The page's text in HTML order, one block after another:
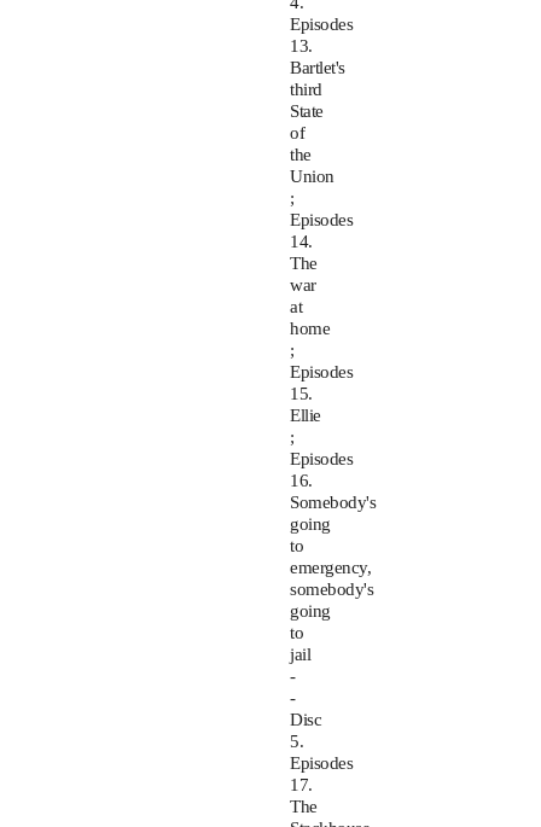
Episodes
13.
Bartlet's
third
State
of
the
Union
;
Episodes
14.
The
war
at
home
;
Episodes
15.
Ellie
;
Episodes
16.
Somebody's
going
to
emergency,
somebody's
going
to
jail
-
-
Disc
5.
Episodes
17.
The